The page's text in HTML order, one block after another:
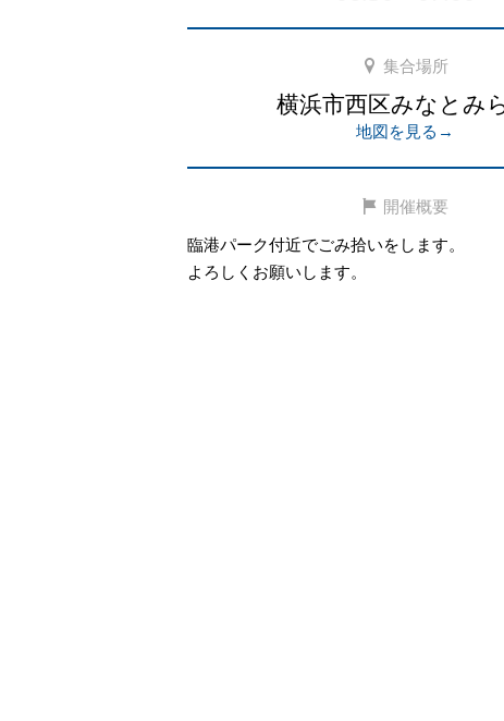
集合場所
横浜市西区みなとみ
地図を見る→
開催概要
臨港パーク付近でごみ拾いをします。
よろしくお願いします。